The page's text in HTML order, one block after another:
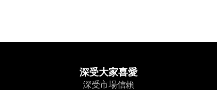
深受大家喜愛
深受市場信賴